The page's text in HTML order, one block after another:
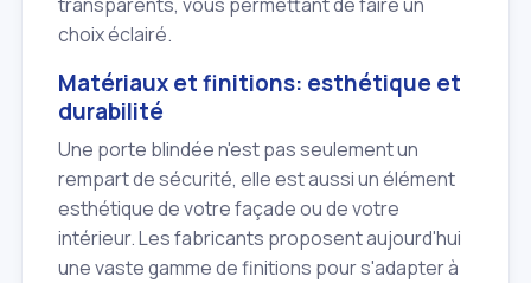
choix éclairé.
Matériaux et finitions: esthétique et
durabilité
Une porte blindée n'est pas seulement un
rempart de sécurité, elle est aussi un élément
esthétique de votre façade ou de votre
intérieur. Les fabricants proposent aujourd'hui
une vaste gamme de finitions pour s'adapter à